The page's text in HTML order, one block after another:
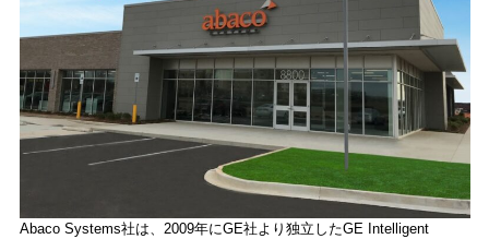
Abaco Systems社は、2009年にGE社より独立したGE Intelligent